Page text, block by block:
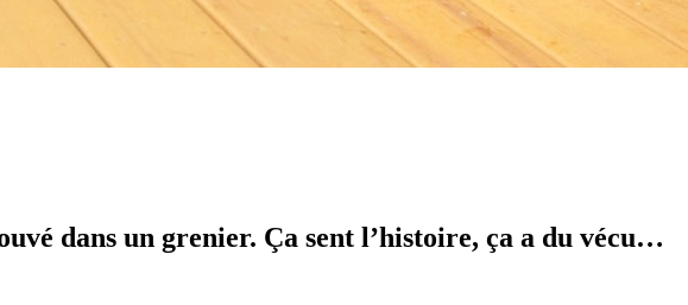
dans un grenier. Ça sent l’histoire, ça a du vécu…